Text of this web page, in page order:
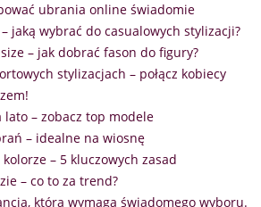
ubrania online świadomie
jaką wybrać do casualowych stylizacji?
– jak dobrać fason do figury?
stylizacjach – połącz kobiecy
lato – zobacz top modele
– idealne na wiosnę
– 5 kluczowych zasad
– co to za trend?
która wymaga świadomego wyboru.